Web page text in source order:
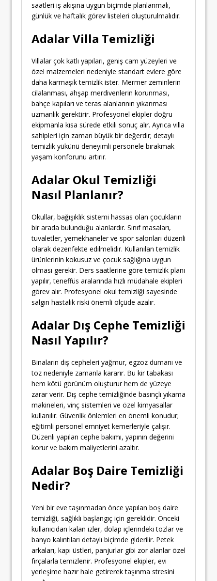
saatleri iş akışına uygun biçimde planlanmalı,
günlük ve haftalık görev listeleri oluşturulmalıdır.
Adalar Villa Temizliği
Villalar çok katlı yapıları, geniş cam yüzeyleri ve
özel malzemeleri nedeniyle standart evlere göre
daha karmaşık temizlik ister. Mermer zeminlerin
cilalanması, ahşap merdivenlerin korunması,
bahçe kapıları ve teras alanlarının yıkanması
uzmanlık gerektirir. Profesyonel ekipler doğru
ekipmanla kısa sürede etkili sonuç alır. Ayrıca villa
sahipleri için zaman büyük bir değerdir; detaylı
temizlik yükünü deneyimli personele bırakmak
yaşam konforunu artırır.
Adalar Okul Temizliği
Nasıl Planlanır?
Okullar, bağışıklık sistemi hassas olan çocukların
bir arada bulunduğu alanlardır. Sınıf masaları,
tuvaletler, yemekhaneler ve spor salonları düzenli
olarak dezenfekte edilmelidir. Kullanılan temizlik
ürünlerinin kokusuz ve çocuk sağlığına uygun
olması gerekir. Ders saatlerine göre temizlik planı
yapılır, teneffüs aralarında hızlı müdahale ekipleri
görev alır. Profesyonel okul temizliği sayesinde
salgın hastalık riski önemli ölçüde azalır.
Adalar Dış Cephe Temizliği
Nasıl Yapılır?
Binaların dış cepheleri yağmur, egzoz dumanı ve
toz nedeniyle zamanla kararır. Bu kir tabakası
hem kötü görünüm oluşturur hem de yüzeye
zarar verir. Dış cephe temizliğinde basınçlı yıkama
makineleri, vinç sistemleri ve özel kimyasallar
kullanılır. Güvenlik önlemleri en önemli konudur;
eğitimli personel emniyet kemerleriyle çalışır.
Düzenli yapılan cephe bakımı, yapının değerini
korur ve bakım maliyetlerini azaltır.
Adalar Boş Daire Temizliği
Nedir?
Yeni bir eve taşınmadan önce yapılan boş daire
temizliği, sağlıklı başlangıç için gereklidir. Önceki
kullanıcıdan kalan izler, dolap içlerindeki tozlar ve
banyo kalıntıları detaylı biçimde giderilir. Petek
arkaları, kapı üstleri, panjurlar gibi zor alanlar özel
fırçalarla temizlenir. Profesyonel ekipler, evi
yerleşime hazır hale getirerek taşınma stresini